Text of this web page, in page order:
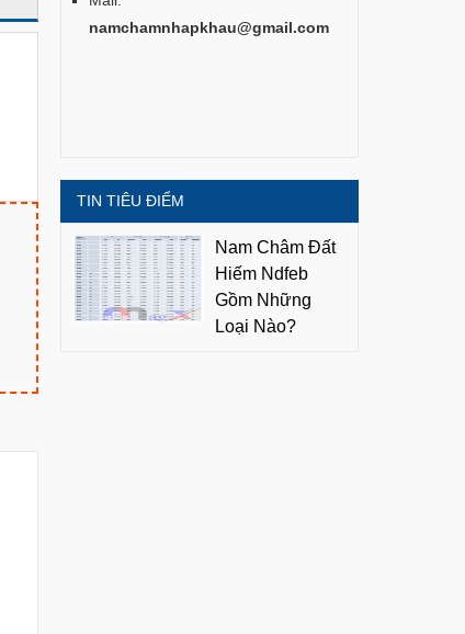
namchamnhapkhau@gmail.com
TIN TIÊU ĐIỂM
Nam Châm Đất
Hiếm Ndfeb
Gồm Những
Loại Nào?